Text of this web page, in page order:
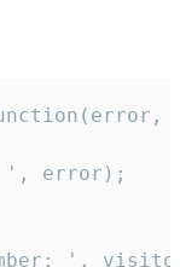
error);
',